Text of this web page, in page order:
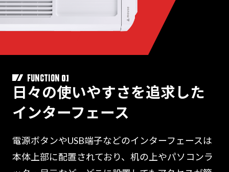
FUNCTION 01
日々の使いやすさを追求した
インターフェース
電源ボタンやUSB端子などのインターフェースは
本体上部に配置されており、机の上やパソコンラ